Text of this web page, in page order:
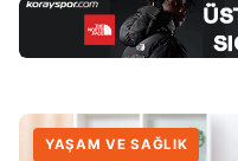
YAŞAM VE SAĞLIK